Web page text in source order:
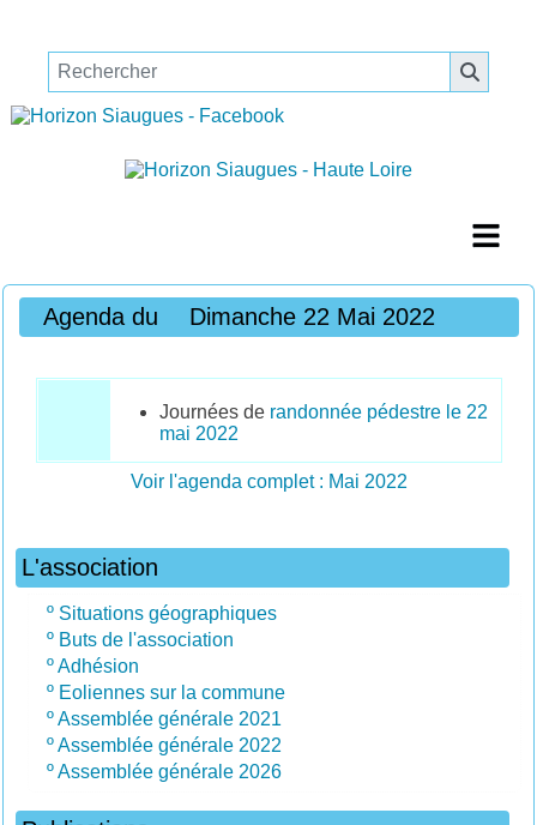
L'association
º Situations géographiques
º Buts de l'association
ºAdhésion
º Eoliennes sur la commune
ºAssemblée générale 2021
ºAssemblée générale 2022
ºAssemblée générale 2026
Agenda du Dimanche 22 Mai 2022
Journées de randonnée pédestre le 22
mai 2022
Voir l'agenda complet : Mai 2022